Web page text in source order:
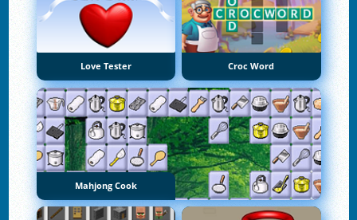
Love Tester Croc Word
Mahjong Cook